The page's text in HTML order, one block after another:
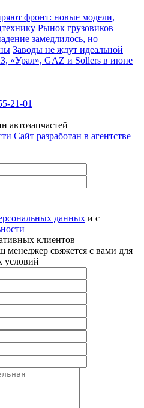
фронт: новые модели,
Рынок грузовиков
замедлилось, но
Заводы не ждут идеальной
«Урал», GAZ и Sollers в июне
21-01
автозапчастей
Сайт разработан в агентстве
данных и с
клиентов
свяжется с вами для
условий